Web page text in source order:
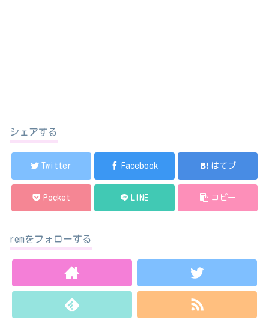
シェアする
Twitter Facebook はてブ
Pocket LINE コピー
remをフォローする